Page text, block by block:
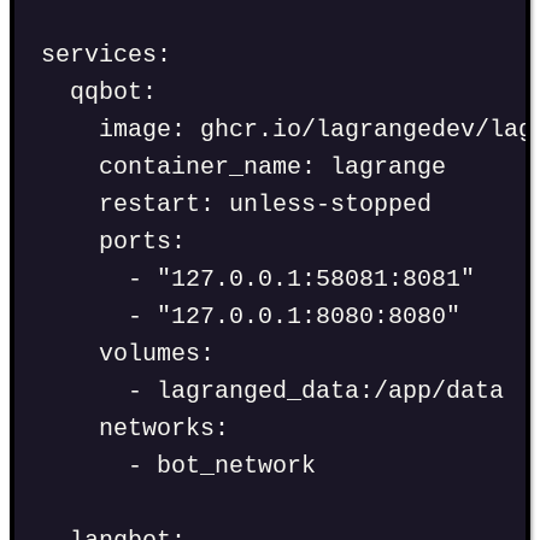
services :
qqbot :
image :
ghcr.io/lagrangedev/
container_name :
lagrange
restart :
unless-stopped
ports :
-
"127.0.0.1:58081:8081"
-
"127.0.0.1:8080:8080"
volumes :
-
lagranged_data:/app/data
networks :
-
bot_network